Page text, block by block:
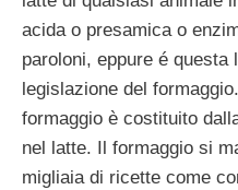
acida o presamica o
paroloni, eppure é questa
legislazione del
formaggio è costituito
nel latte. Il formaggio si
migliaia di ricette come